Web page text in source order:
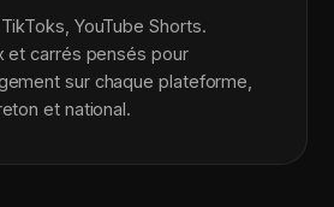
YouTube Shorts.
et carrés pensés pour
sur chaque plateforme,
et national.